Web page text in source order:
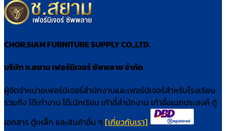
CHOR.SIAM FURNITURE SUPPLY CO.,LTD.
บริษัท ช.สยาม เฟอร์นิเจอร์ ซัพพลาย จำกัด
ผู้จัดจำหน่ายเฟอร์นิเจอร์สำนักงานและเฟอร์นิเจอร์สำหรับโรงเรียน
รวมถึง โต๊ะทำงาน โต๊ะนักเรียน เก้าอี้สำนักงาน เก้าอี้อเนกประสงค์ ตู้
เอกสาร ตู้เหล็ก และสินค้าอื่น ๆ [เกี่ยวกับเรา]